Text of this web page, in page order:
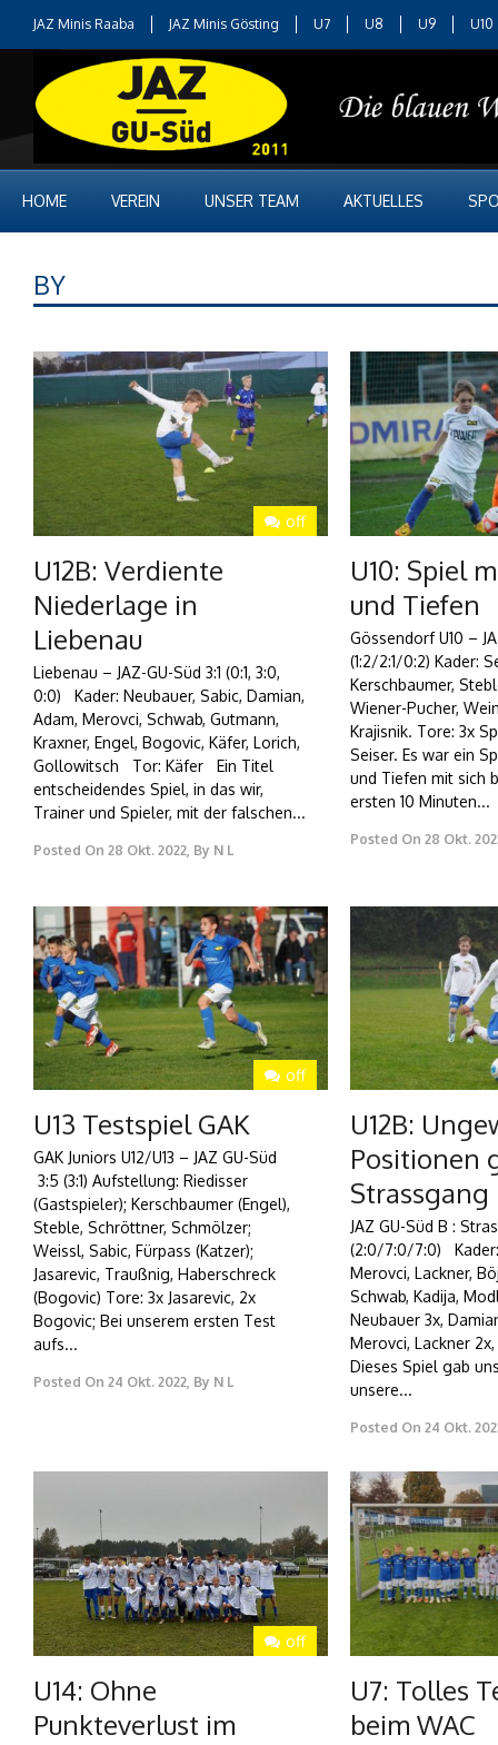
JAZ Minis Raaba JAZ Minis Gösting U7 U8 U9 U10
HOME VEREIN UNSER TEAM AKTUELLES
BY
off
U12B: Verdiente
Niederlage in
Liebenau
Liebenau – JAZ-GU-Süd 3:1 (0:1, 3:0,
0:0) Kader: Neubauer, Sabic, Damian,
Adam, Merovci, Schwab, Gutmann,
Kraxner, Engel, Bogovic, Käfer, Lorich,
Gollowitsch Tor: Käfer Ein Titel
entscheidendes Spiel, in das wir,
Trainer und Spieler, mit der falschen...
Posted On 28 Okt. 2022 By N L
U10: Spiel
und Tiefen
Gössendorf U10 –
(1:2/2:1/0:2) Kader:
Kerschbaumer,
Wiener-Pucher,
Krajisnik. Tore: 3x
Seiser. Es war ein
und Tiefen mit sich
ersten 10 Minuten...
Posted On 28 Okt.
off
U13 Testspiel GAK
GAK Juniors U12/U13 – JAZ GU-Süd
3:5 (3:1) Aufstellung: Riedisser
(Gastspieler); Kerschbaumer (Engel),
Steble, Schröttner, Schmölzer;
Weissl, Sabic, Fürpass (Katzer);
Jasarevic, Traußnig, Haberschreck
(Bogovic) Tore: 3x Jasarevic, 2x
Bogovic; Bei unserem ersten Test
aufs...
Posted On 24 Okt. 2022, By N L
U12B:
Positionen
Strassgang
JAZ GU-Süd B :
(2:0/7:0/7:0) Kader:
Merovci, Lackner,
Schwab, Kadija,
Neubauer 3x,
Merovci, Lackner
Dieses Spiel gab
unsere...
Posted On 24 Okt.
off
U14: Ohne
Punkteverlust im
U7: Tolles
beim WAC